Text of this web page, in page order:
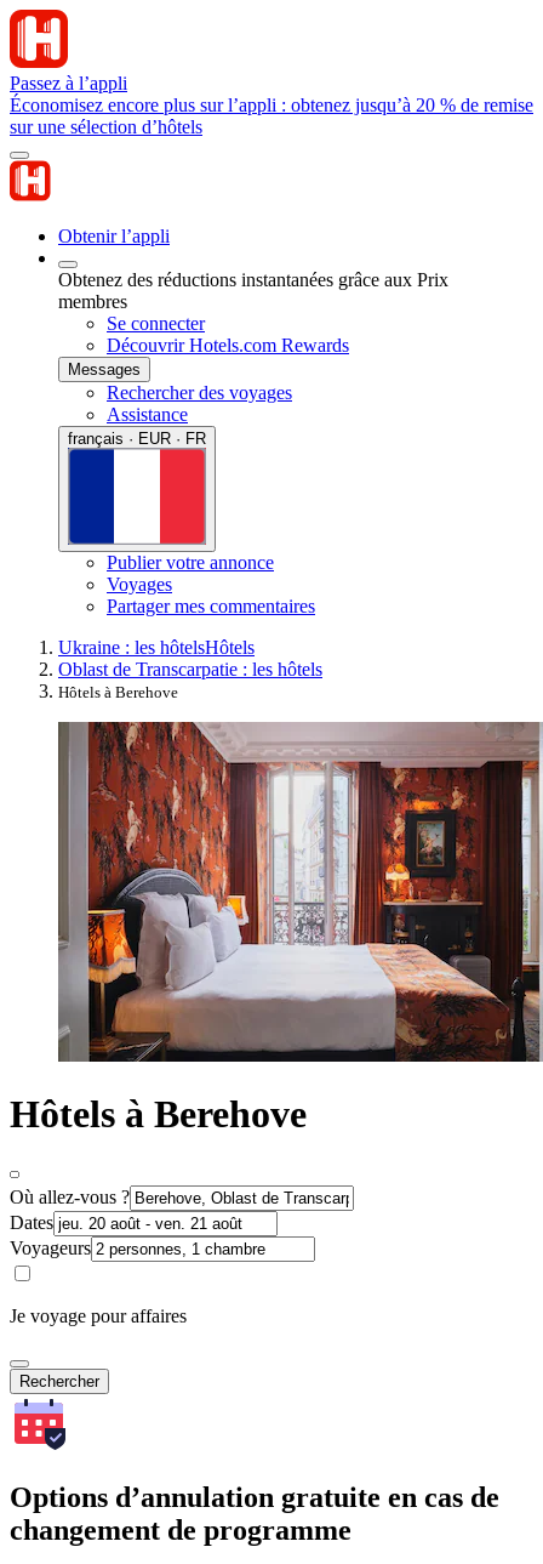
Passez à l’appli
Économisez encore plus sur l’appli : obtenez jusqu’à 20 % de remise
sur une sélection d’hôtels
Obtenir l’appli
Obtenez des réductions instantanées grâce aux Prix
membres
Se connecter
Découvrir Hotels.com Rewards
Messages
Rechercher des voyages
Assistance
français · EUR · FR
Publier votre annonce
Voyages
Partager mes commentaires
Ukraine : les hôtelsHôtels
Oblast de Transcarpatie : les hôtels
Hôtels à Berehove
Hôtels à Berehove
Où allez-vous ?
Dates
Voyageurs
Je voyage pour affaires
Rechercher
Options d’annulation gratuite en cas de
changement de programme